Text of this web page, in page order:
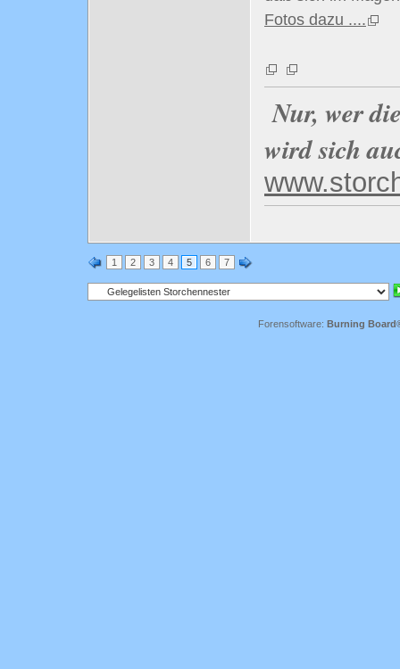
Fotos dazu ....
Nur, wer
wird sich
1 2 3 4 5 6 7
Forensoftware: Burning